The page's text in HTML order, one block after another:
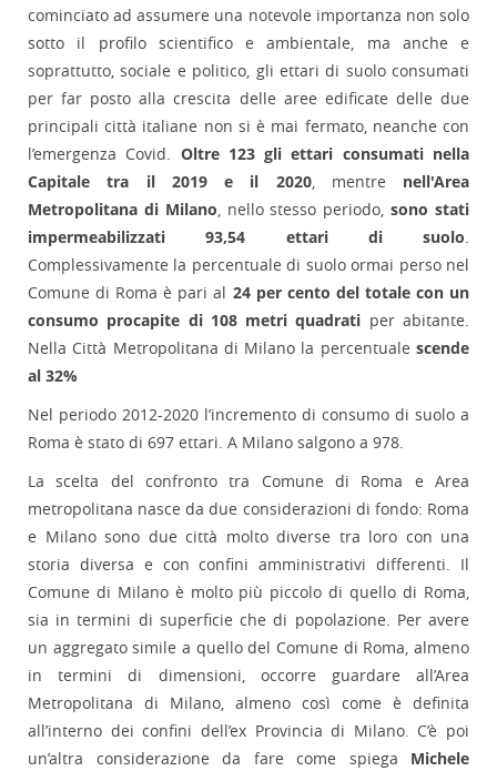
cominciato ad assumere una notevole importanza non solo
sotto il profilo scientifico e ambientale, ma anche e
soprattutto, sociale e politico, gli ettari di suolo consumati
per far posto alla crescita delle aree edificate delle due
principali città italiane non si è mai fermato, neanche con
l’emergenza Covid. Oltre 123 gli ettari consumati nella
Capitale tra il 2019 e il 2020, mentre nell'Area
Metropolitana di Milano, nello stesso periodo,sono stati
impermeabilizzati 93,54 ettari di suolo.
Complessivamente la percentuale di suolo ormai perso nel
Comune di Roma è pari al 24 per cento del totale con un
consumo procapite di 108 metri quadrati per abitante.
Nella Città Metropolitana di Milano la percentuale scende
al 32%
Nel periodo 2012-2020 l’incremento di consumo di suolo a
Roma è stato di 697 ettari. A Milano salgono a 978.
La scelta del confronto tra Comune di Roma e Area
metropolitana nasce da due considerazioni di fondo: Roma
e Milano sono due città molto diverse tra loro con una
storia diversa e con confini amministrativi differenti. Il
Comune di Milano è molto più piccolo di quello di Roma,
sia in termini di superficie che di popolazione. Per avere
un aggregato simile a quello del Comune di Roma, almeno
in termini di dimensioni, occorre guardare all’Area
Metropolitana di Milano, almeno così come è definita
all’interno dei confini dell’ex Provincia di Milano. C’è poi
un’altra considerazione da fare come spiega Michele